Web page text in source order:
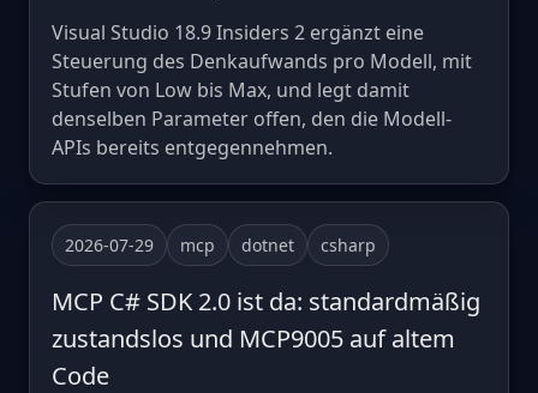
Visual Studio 18.9 Insiders 2 ergänzt eine
Steuerung des Denkaufwands pro Modell, mit
Stufen von Low bis Max, und legt damit
denselben Parameter offen, den die Modell-
APIs bereits entgegennehmen.
2026-07-29 mcp dotnet csharp
MCP C# SDK 2.0 ist da: standardmäßig
zustandslos und MCP9005 auf altem
Code